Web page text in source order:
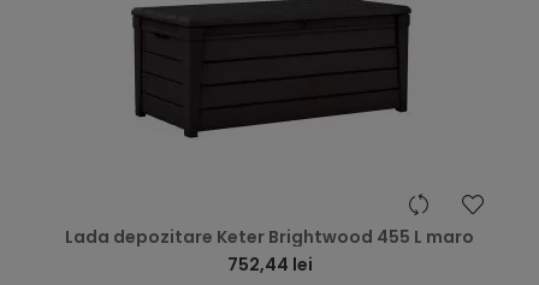
Lada depozitare Keter Brightwood 455 L maro
752,44 lei